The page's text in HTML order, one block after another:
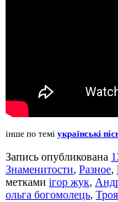
інше по темі українські
Запись опубликована
Знаменитости, Разное,
метками ігор жук,
ольга богомолець, Троя